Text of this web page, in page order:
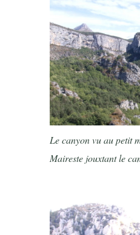
Le canyon vu au petit
Maireste jouxtant le